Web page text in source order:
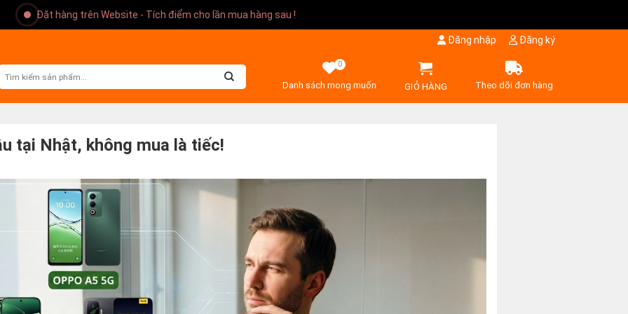
Đặt hàng trên Website - Tích điểm cho lần mua hàng sau !
Đăng nhập Đăng ký
0
Danh sách mong muốn GIỎ HÀNG Theo dõi đơn hàng
tại Nhật, không mua là tiếc!